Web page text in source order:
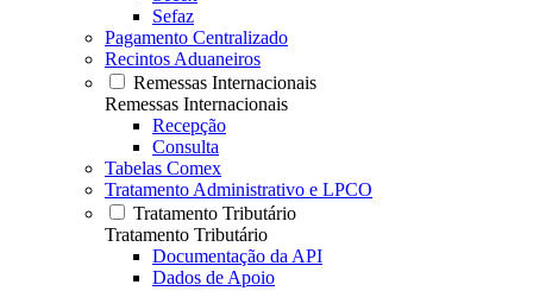
Sefaz
Pagamento Centralizado
Recintos Aduaneiros
Remessas Internacionais
Remessas Internacionais
Recepção
Consulta
Tabelas Comex
Tratamento Administrativo e LPCO
Tratamento Tributário
Tratamento Tributário
Documentação da API
Dados de Apoio